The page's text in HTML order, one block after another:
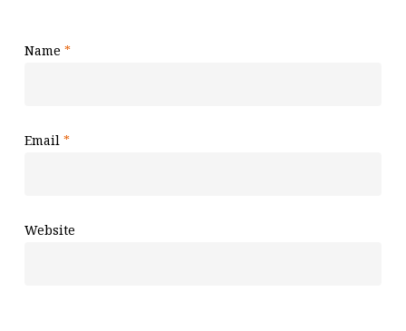
Name *
Email *
Website